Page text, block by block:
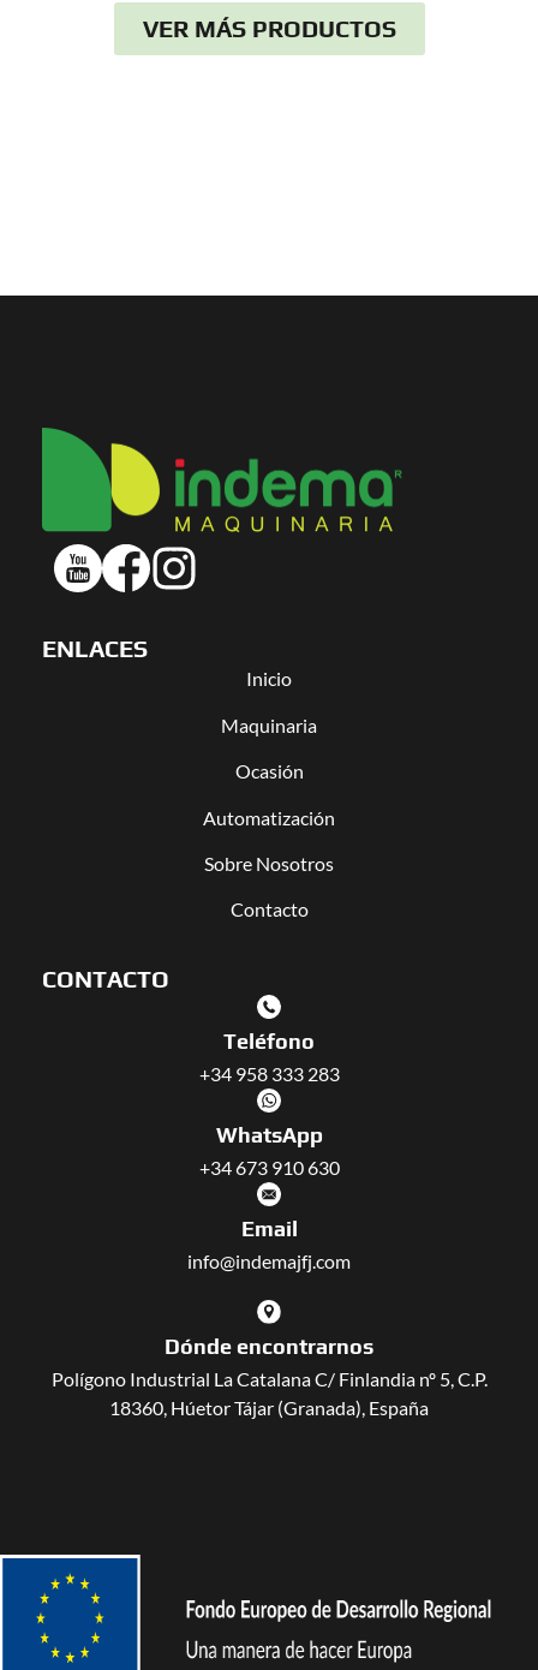
VER MÁS PRODUCTOS
ENLACES
Inicio
Maquinaria
Ocasión
Automatización
Sobre Nosotros
Contacto
CONTACTO
Teléfono
+34 958 333 283
WhatsApp
+34 673 910 630
Email
info@indemajfj.com
Dónde encontrarnos
Polígono Industrial La Catalana C/ Finlandia nº 5, C.P.
18360, Húetor Tájar (Granada), España